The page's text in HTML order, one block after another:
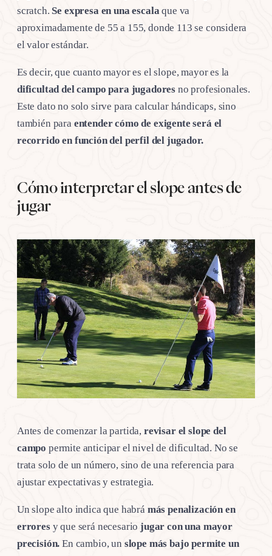
scratch. Se expresa en una escala que va
aproximadamente de 55 a 155, donde 113 se considera
el valor estándar.
Es decir, que cuanto mayor es el slope, mayor es la
dificultad del campo para jugadores no profesionales.
Este dato no solo sirve para calcular hándicaps, sino
también para entender cómo de exigente será el
recorrido en función del perfil del jugador.
Cómo interpretar el slope antes de
jugar
Antes de comenzar la partida, revisar el slope del
campo permite anticipar el nivel de dificultad. No se
trata solo de un número, sino de una referencia para
ajustar expectativas y estrategia.
Un slope alto indica que habrá más penalización en
erroresy que será necesariojugar con una mayor
precisión. En cambio, un slope más bajo permite un